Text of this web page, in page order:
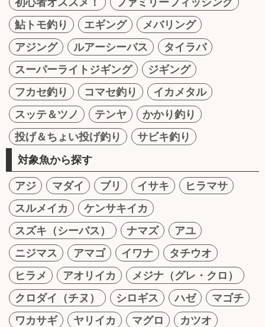
鮎トモ釣り
エギング
メバリング
アジング
ルアーシーバス
タイラバ
スーパーライトジギング
ジギング
フカセ釣り
コマセ釣り
イカメタル
スッテ＆ツノ
テンヤ
かかり釣り
投げ＆ちょい投げ釣り
サビキ釣り
対象魚から探す
アジ マダイ ブリ イサキ
ヒラマサ
スルメイカ
ケンサキイカ
スズキ（シーバス）
ナマズ
アユ
ニジマス
アマゴ イワナ
タチウオ
ヒラメ
アオリイカ
メジナ（グレ・クロ）
クロダイ（チヌ）
シロギス ハゼ
マゴチ
ワカサギ
ヤリイカ マグロ
カツオ